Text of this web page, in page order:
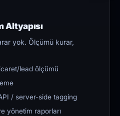
Altyapısı
yok. Ölçümü kurar,
lead ölçümü
/ server-side tagging
yönetim raporları